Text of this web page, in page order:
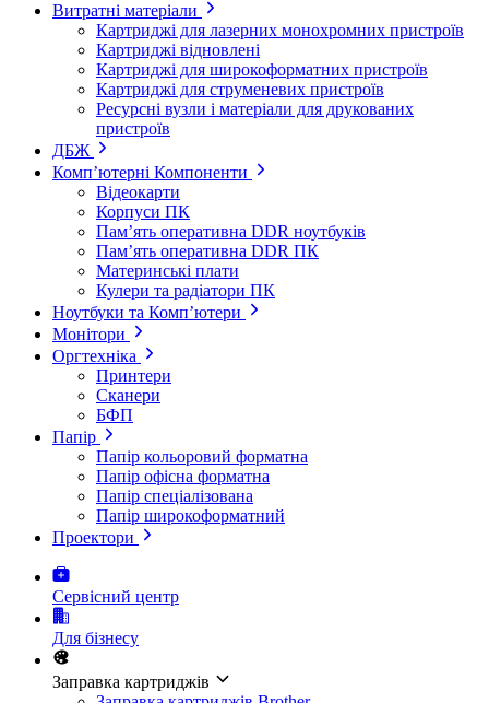
Витратні матеріали
Картриджі для лазерних монохромних пристроїв
Картриджі відновлені
Картриджі для широкоформатних пристроїв
Картриджі для струменевих пристроїв
Ресурсні вузли і матеріали для друкованих
пристроїв
ДБЖ
Комп’ютерні Компоненти
Відеокарти
Корпуси ПК
Пам’ять оперативна DDR ноутбуків
Пам’ять оперативна DDR ПК
Материнські плати
Кулери та радіатори ПК
Ноутбуки та Комп’ютери
Монітори
Оргтехніка
Принтери
Сканери
БФП
Папір
Папір кольоровий форматна
Папір офісна форматна
Папір спеціалізована
Папір широкоформатний
Проектори
Сервісний центр
Для бізнесу
Заправка картриджів